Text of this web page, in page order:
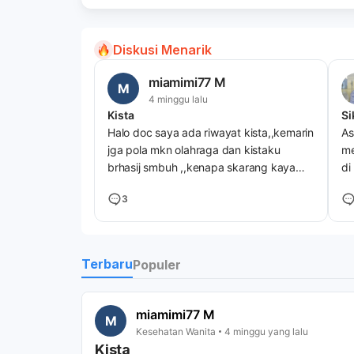
Diskusi Menarik
M miamimi77 M
4 minggu lalu
Kista
Halo doc saya ada riwayat kista,,kemarin
jga pola mkn olahraga dan kistaku
brhasij smbuh ,,kenapa skarang kaya
3
di
TerbaruPopuler
M miamimi77 M
Kesehatan Wanita 4 minggu yang lalu
Kista